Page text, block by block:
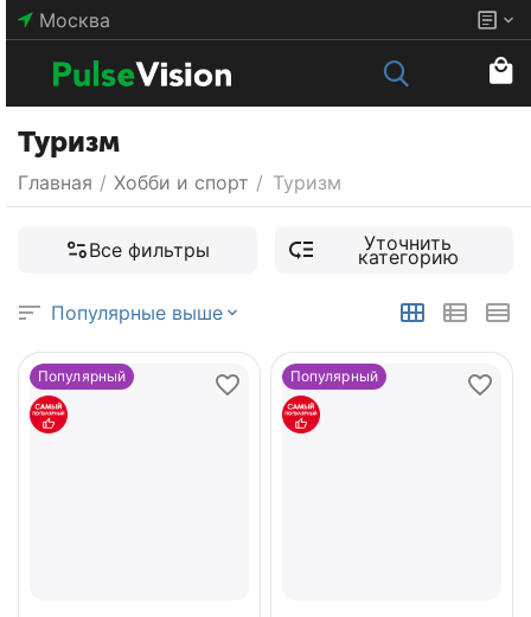
Москва
Туризм
Главная / Хобби и спорт / Туризм
Все фильтры Уточнить
категорию
Популярные выше
Популярный Популярный